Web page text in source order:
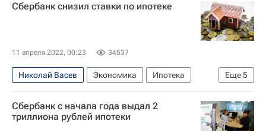
Сбербанк снизил ставки по ипотеке
11 апреля 2022, 00:23 34537
Еще5
Николай Васев Экономика
Ипотека
Россия
Сбербанк России
Общество
ДомКлик
Москва
Сбербанк с начала года выдал 2
триллиона рублей ипотеки